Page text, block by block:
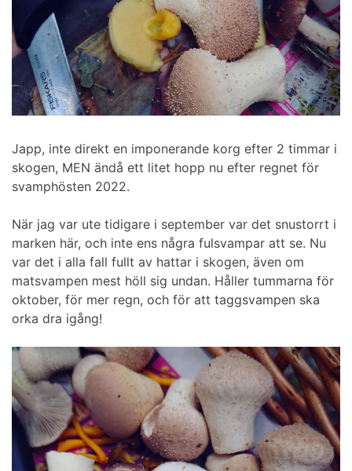
Japp, inte direkt en imponerande korg efter 2 timmar i
skogen, MEN ändå ett litet hopp nu efter regnet för
svamphösten 2022.
När jag var ute tidigare i september var det snustorrt i
marken här, och inte ens några fulsvampar att se. Nu
var det i alla fall fullt av hattar i skogen, även om
matsvampen mest höll sig undan. Håller tummarna för
oktober, för mer regn, och för att taggsvampen ska
orka dra igång!